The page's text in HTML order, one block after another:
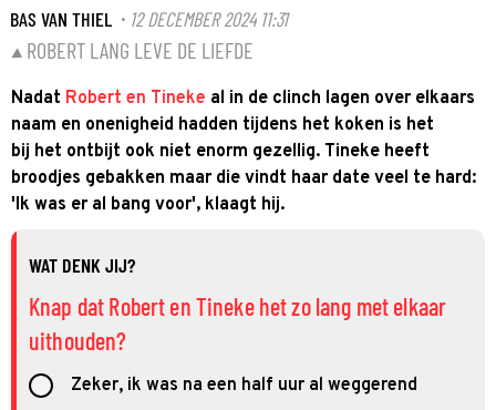
BAS VAN THIEL· 12 DECEMBER 2024 11:31
ROBERT LANG LEVE DE LIEFDE
Nadat Robert en Tineke al in de clinch lagen over elkaars
naam en onenigheid hadden tijdens het koken is het
bij het ontbijt ook niet enorm gezellig. Tineke heeft
broodjes gebakken maar die vindt haar date veel te hard:
'Ik was er al bang voor', klaagt hij.
WAT DENK JIJ?
Knap dat Robert en Tineke het zo lang met elkaar
uithouden?
Zeker, ik was na een half uur al weggerend